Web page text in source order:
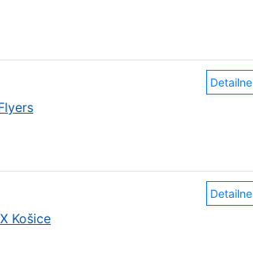
Detailne
Košice
Detailne